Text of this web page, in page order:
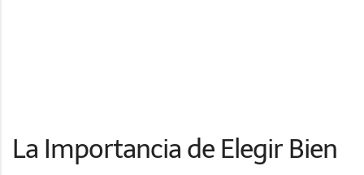
La Importancia de Elegir Bien